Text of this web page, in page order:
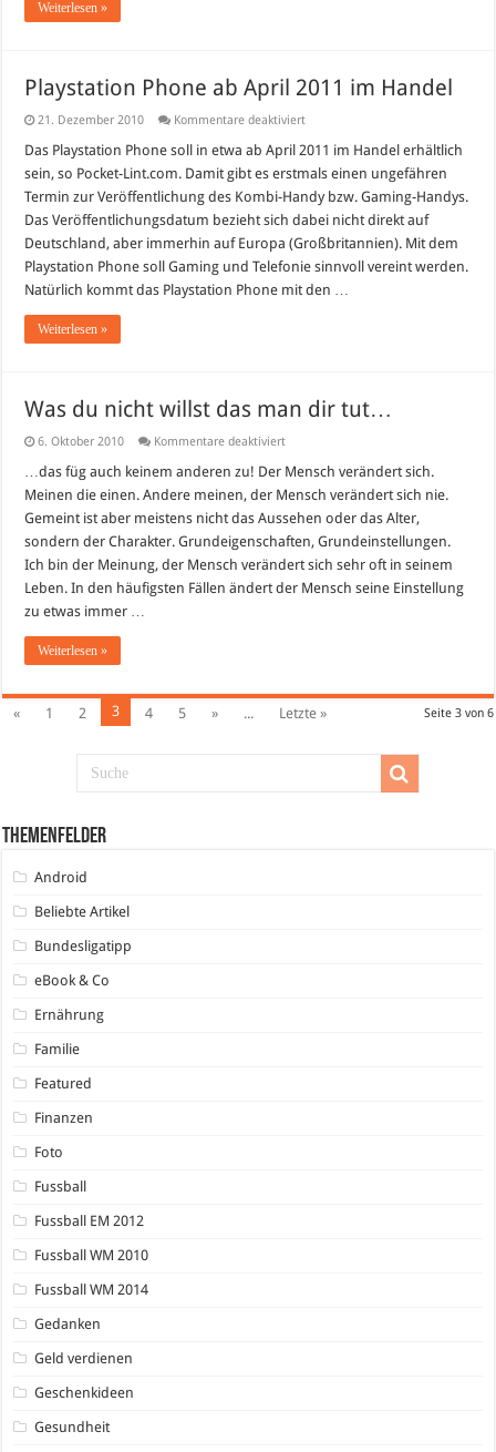
Weiterlesen »
Playstation Phone ab April 2011 im Handel
21. Dezember 2010 Kommentare deaktiviertfür
Phone
April
2011
im
Handel
Das Playstation Phone soll in etwa ab April 2011 im Handel erhältlich
sein, so Pocket-Lint.com. Damit gibt es erstmals einen ungefähren
Termin zur Veröffentlichung des Kombi-Handy bzw. Gaming-Handys.
Das Veröffentlichungsdatum bezieht sich dabei nicht direkt auf
Deutschland, aber immerhin auf Europa (Großbritannien). Mit dem
Playstation Phone soll Gaming und Telefonie sinnvoll vereint werden.
Natürlich kommt das Playstation Phone mit den …
Weiterlesen »
Was du nicht willst das man dir tut…
6. Oktober 2010 Kommentare deaktiviertfür
du
willst
das
man
dir
tut…
…das füg auch keinem anderen zu! Der Mensch verändert sich.
Meinen die einen. Andere meinen, der Mensch verändert sich nie.
Gemeint ist aber meistens nicht das Aussehen oder das Alter,
sondern der Charakter. Grundeigenschaften, Grundeinstellungen.
Ich bin der Meinung, der Mensch verändert sich sehr oft in seinem
Leben. In den häufigsten Fällen ändert der Mensch seine Einstellung
zu etwas immer …
Weiterlesen »
Seite 3 von 6
« 1 2 3 4 5 » ... Letzte »
Themenfelder
Android
Beliebte Artikel
Bundesligatipp
eBook & Co
Ernährung
Familie
Featured
Finanzen
Foto
Fussball
Fussball EM 2012
Fussball WM 2010
Fussball WM 2014
Gedanken
Geld verdienen
Geschenkideen
Gesundheit